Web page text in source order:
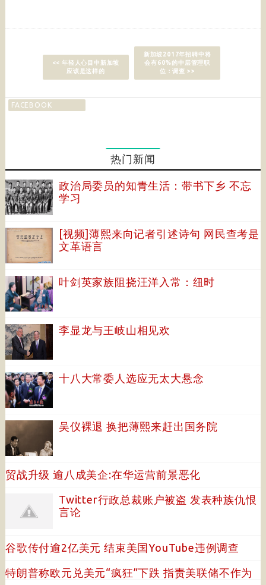
<< 年轻人心目中新加坡
应该是这样的
新加坡2017年招聘中将
会有60%的中层管理职
位：调查 >>
FACEBOOK
热门新闻
政治局委员的知青生活：带书下乡 不忘
学习
[视频]薄熙来向记者引述诗句 网民查考是
文革语言
叶剑英家族阻挠汪洋入常：纽时
李显龙与王岐山相见欢
十八大常委人选应无太大悬念
吴仪裸退 换把薄熙来赶出国务院
贸战升级 逾八成美企:在华运营前景恶化
Twitter行政总裁账户被盗 发表种族仇恨
言论
谷歌传付逾2亿美元 结束美国YouTube违例调查
特朗普称欧元兑美元“疯狂”下跌 指责美联储不作为